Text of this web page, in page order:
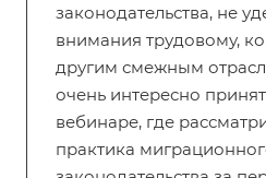
законодательства, не
внимания трудовому,
другим смежным
очень интересно
вебинаре, где
практика